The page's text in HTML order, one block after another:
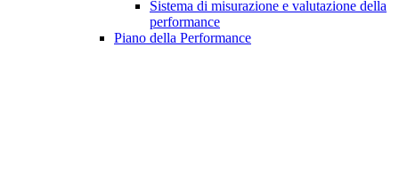
Sistema di misurazione e valutazione della
performance
Piano della Performance